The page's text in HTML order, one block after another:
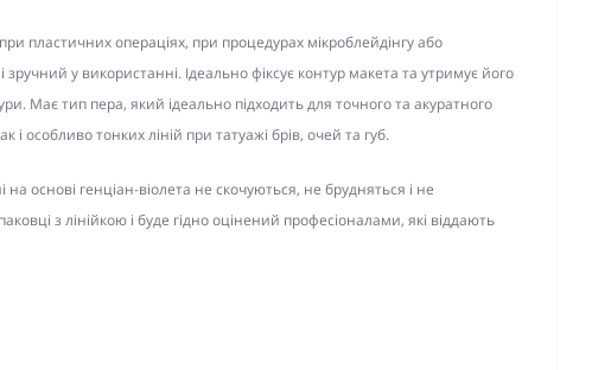
пластичних операціях, при процедурах мікроблейдінгу або
у використанні. Ідеально фіксує контур макета та утримує його
Має тип пера, який ідеально підходить для точного та акуратного
і особливо тонких ліній при татуажі брів, очей та губ.
основі генціан-віолета не скочуються, не брудняться і не
з лінійкою і буде гідно оцінений професіоналами, які віддають